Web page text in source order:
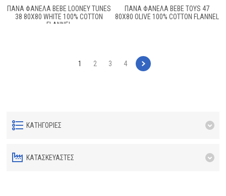
ΠΆΝΑ ΦΑΝΈΛΑ BEBE LOONEY TUNES
38 80X80 WHITE 100% COTTON
FLANNEL
ΠΆΝΑ ΦΑΝΈΛΑ BEBE TOYS 47
80X80 OLIVE 100% COTTON FLANNEL
1 2 3 4
ΚΑΤΗΓΟΡΊΕΣ
ΚΑΤΑΣΚΕΥΑΣΤΈΣ